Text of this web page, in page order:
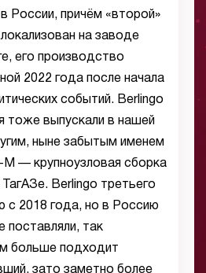
России, причём «второй»
на заводе
его производство
2022 года после начала
событий. Berlingo
тоже выпускали в нашей
ныне забытым именем
— крупноузловая сборка
Berlingo третьего
с 2018 года, но в Россию
поставляли, так
больше подходит
зато заметно более